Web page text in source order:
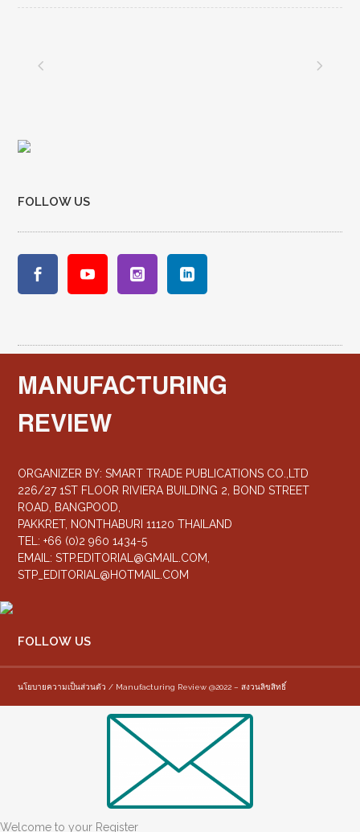
FOLLOW US
MANUFACTURING
REVIEW
ORGANIZER BY: SMART TRADE PUBLICATIONS CO.,LTD
226/27 1ST FLOOR RIVIERA BUILDING 2, BOND STREET
ROAD, BANGPOOD,
PAKKRET, NONTHABURI 11120 THAILAND
TEL: +66 (0)2 960 1434-5
EMAIL:STP.EDITORIAL@GMAIL.COM,
STP_EDITORIAL@HOTMAIL.COM
FOLLOW US
นโยบายความเป็นส่วนตัว / Manufacturing Review @2022 – สงวนลิขสิทธิ์
Welcome to your Register